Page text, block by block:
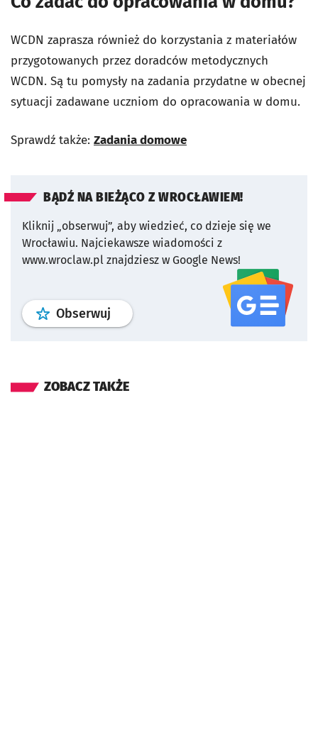
WCDN zaprasza również do korzystania z materiałów
przygotowanych przez doradców metodycznych
WCDN. Są tu pomysły na zadania przydatne w obecnej
sytuacji zadawane uczniom do opracowania w domu.
Sprawdź także: Zadania domowe
BĄDŹ NA BIEŻĄCO Z WROCŁAWIEM!
Kliknij „obserwuj”, aby wiedzieć, co dzieje się we
Wrocławiu. Najciekawsze wiadomości z
www.wroclaw.pl znajdziesz w Google News!
Obserwuj profil serwisu
ZOBACZ TAKŻE